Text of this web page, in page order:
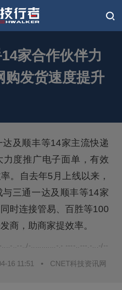
系我们
家合作伙伴力
购发货速度提升
及顺丰等14家主流快递
度推广电子面单，有效
。自去年5月上线以来，
三通一达及顺丰等14家
时连接管易、百胜等100
商，助商家提效率。
..--../-............-.- ----..---.-...-/--
16 11:51 • CNET科技资讯网